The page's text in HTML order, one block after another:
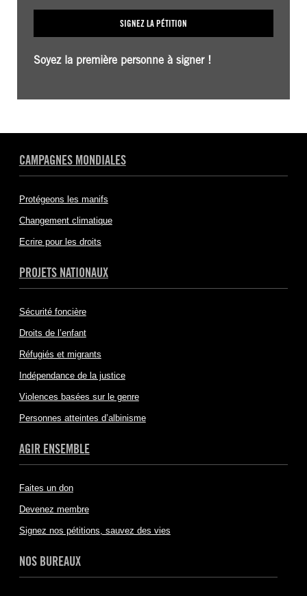
REQUIS
SIGNEZ LA PÉTITION
Soyez la première personne à signer !
CAMPAGNES MONDIALES
Protégeons les manifs
Changement climatique
Ecrire pour les droits
PROJETS NATIONAUX
Sécurité foncière
Droits de l’enfant
Réfugiés et migrants
Indépendance de la justice
Violences basées sur le genre
Personnes atteintes d’albinisme
AGIR ENSEMBLE
Faites un don
Devenez membre
Signez nos pétitions, sauvez des vies
NOS BUREAUX